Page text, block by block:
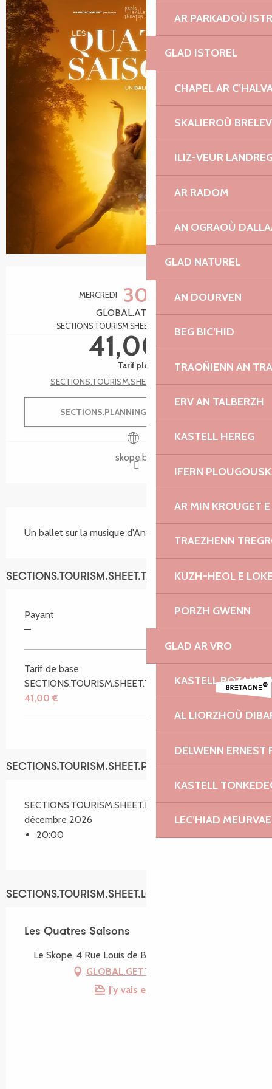
AR PARKADOÙ ISTR
GLAD ISTOREL
CHAPEL AR
SKALIEROÙ
ILIZ-VEUR
AR RADOM
AN OGRAOÙ
GLAD NATUREL
AN DOURVEN
BEG BIC’HID
TRAOÑIENN AN
ERV AN TALBERZH
KASTELL HEREG
IFERN
AR MIN KROUGET
TRAEZHENN
KUZH-HEOL E
PORZH GWENN
GLAD AR VRO
KASTELL
AL LIORZHOÙ
DELWENN ERNEST
KASTELL
LEC’HIAD
MERCREDI 30 DÉCEMBRE
GLOBAL.AT 20:00
SECTIONS.TOURISM.SHEET.TARIFFS.FROMTO
41,00 €
Tarif plein
SECTIONS.TOURISM.SHEET.TARIFFS.SEE_ALL
SECTIONS.PLANNING.MENU.ORDER
skope.bzh
Un ballet sur la musique d'Antonio Vivaldi
SECTIONS.TOURISM.SHEET.TARIFFS.TARIFFS
Payant
—
Tarif de base
SECTIONS.TOURISM.SHEET.TARIFFS.FROMTO
41,00 €
SECTIONS.TOURISM.SHEET.PERIODS.SCHEDULES
SECTIONS.TOURISM.SHEET.PERIODS.ON 30
décembre 2026
20:00
SECTIONS.TOURISM.SHEET.LOCATION
Les Quatres Saisons
Le Skope, 4 Rue Louis de Broglie, 22300 Lannion
GLOBAL.GETTING_THERE
J'y vais en train !